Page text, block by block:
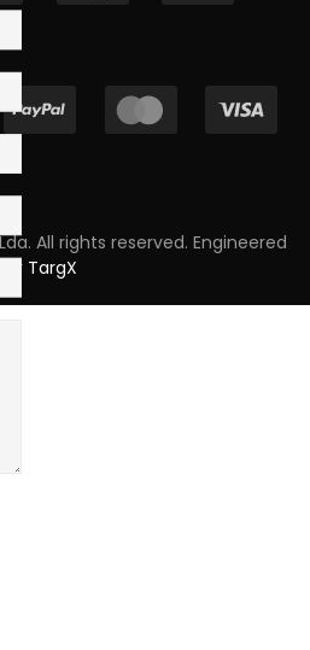
All rights reserved. Engineered
by TargX